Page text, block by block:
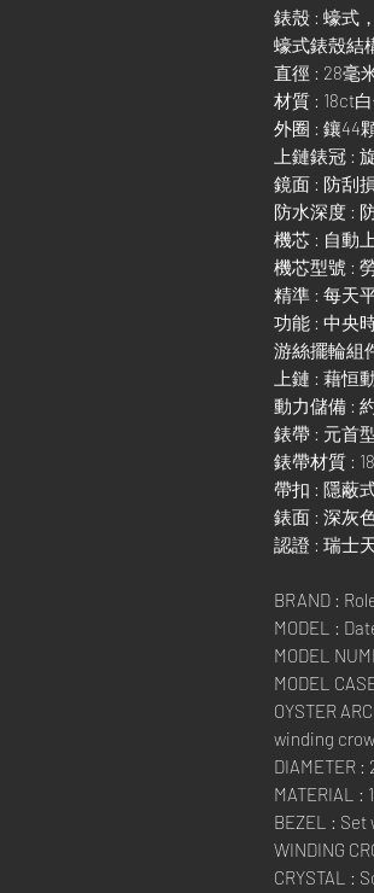
錶殼 : 蠔式
蠔式錶殼結
直徑 : 28毫
材質 : 18ct
外圈 : 鑲44
上鏈錶冠 :
鏡面 : 防刮
防水深度 :
機芯 : 自動
機芯型號 :
精準 : 每天
功能 : 中央
游絲擺輪組
上鏈 : 藉恒
動力儲備 :
錶帶 : 元首
錶帶材質 :
帶扣 : 隱蔽
錶面 : 深灰
認證 : 瑞士
BRAND :
MODEL :
MODEL
MODEL
OYSTER
winding
DIAMETER :
MATERIAL :
BEZEL :
WINDING
CRYSTAL :